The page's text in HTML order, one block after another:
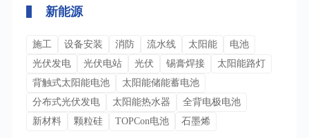
新能源
施工 设备安装 消防 流水线 太阳能
电池
光伏发电
光伏电站 光伏 锡膏焊接
太阳能路灯
背触式太阳能电池
太阳能储能蓄电池
分布式光伏发电
太阳能热水器
全背电极电池
新材料
颗粒硅 TOPCon电池 石墨烯